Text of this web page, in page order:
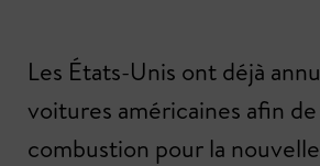
Les États-Unis ont déjà
voitures américaines afin
combustion pour la